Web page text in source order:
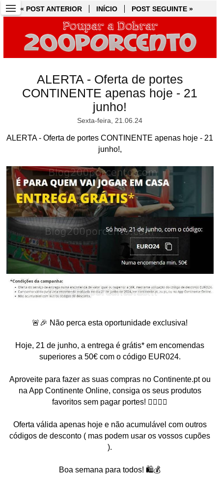
« POST ANTERIOR INÍCIO POST SEGUINTE »
ALERTA - Oferta de portes
CONTINENTE apenas hoje - 21
junho!
Sexta-feira, 21.06.24
ALERTA - Oferta de portes CONTINENTE apenas hoje - 21
junho!,
🚨🎉 Não perca esta oportunidade exclusiva!
Hoje, 21 de junho, a entrega é grátis* em encomendas
superiores a 50€ com o código EUR024.
Aproveite para fazer as suas compras no Continente.pt ou
na App Continente Online, consiga os seus produtos
favoritos sem pagar portes! 🏃‍♀️🏃‍♂️
Oferta válida apenas hoje e não acumulável com outros
códigos de desconto ( mas podem usar os vossos cupões
).
Boa semana para todos! 🛍️💰
« POST ANTERIOR INÍCIO POST SEGUINTE »